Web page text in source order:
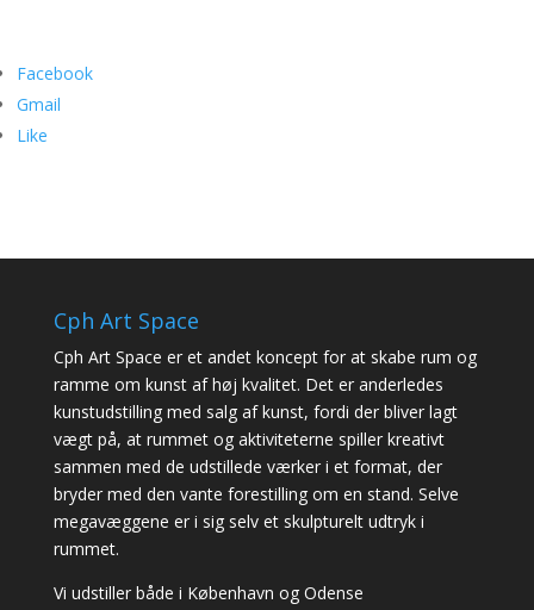
Facebook
Gmail
Like
Cph Art Space
Cph Art Space er et andet koncept for at skabe rum og
ramme om kunst af høj kvalitet. Det er anderledes
kunstudstilling med salg af kunst, fordi der bliver lagt
vægt på, at rummet og aktiviteterne spiller kreativt
sammen med de udstillede værker i et format, der
bryder med den vante forestilling om en stand. Selve
megavæggene er i sig selv et skulpturelt udtryk i
rummet.
Vi udstiller både i København og Odense